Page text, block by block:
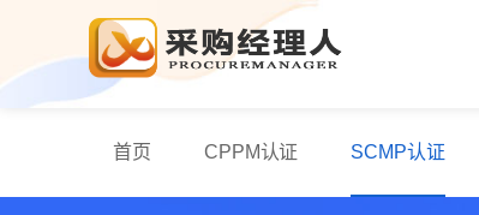
首页 CPPM认证 SCMP认证